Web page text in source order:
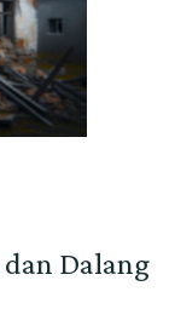
Dalang